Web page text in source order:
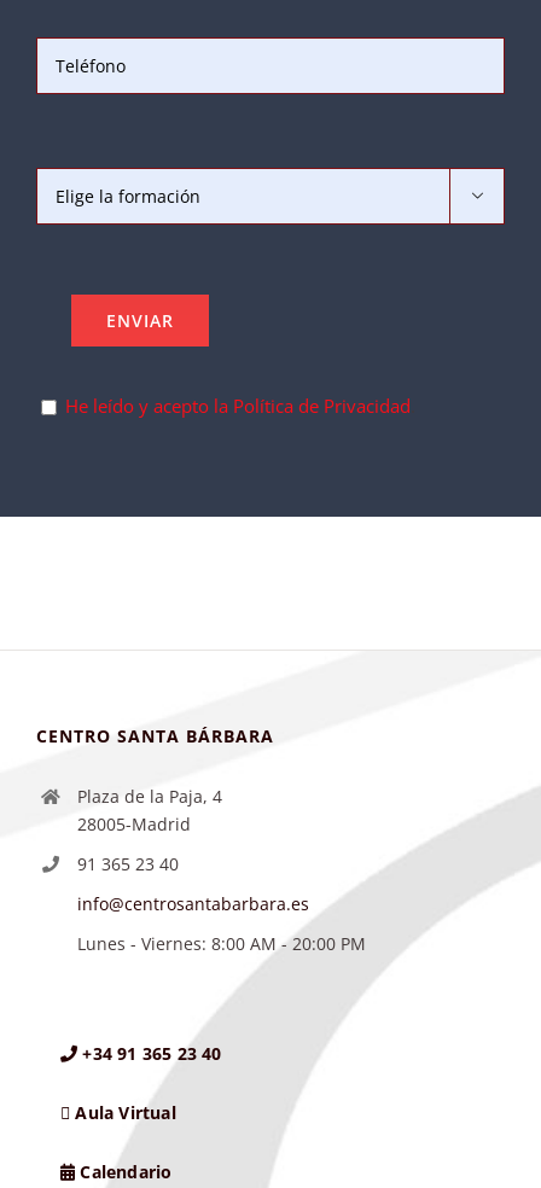

He leído y acepto la Política de Privacidad
CENTRO SANTA BÁRBARA
Plaza de la Paja, 4
28005-Madrid
91 365 23 40
info@centrosantabarbara.es
Lunes - Viernes: 8:00 AM - 20:00 PM
+34 91 365 23 40
Aula Virtual
Calendario